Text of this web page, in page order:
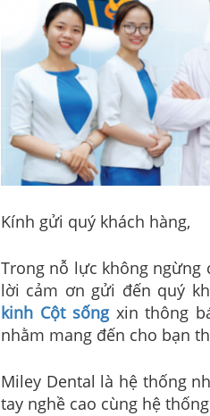
Kính gửi quý khách hàng,
Trong nỗ lực không ngừng
lời cảm ơn gửi đến quý
kinh Cột sốngxin thông
nhằm mang đến cho bạn
Miley Dental là hệ thống
tay nghề cao cùng hệ